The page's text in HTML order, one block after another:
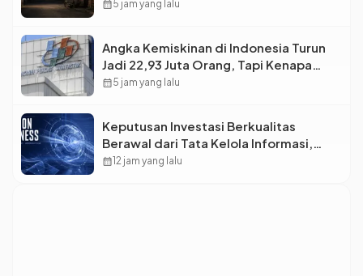
calendar_month5 jam yang lalu
Angka Kemiskinan di Indonesia Turun
Jadi 22,93 Juta Orang, Tapi Kenapa
Ketimpangan Desa dan Kota Malah
calendar_month5 jam yang lalu
Keputusan Investasi Berkualitas
Berawal dari Tata Kelola Informasi,
Monica Triyadi: Bukan Sekadar Analisis
calendar_month12 jam yang lalu